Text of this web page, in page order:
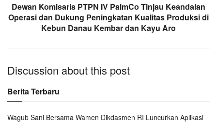
Dewan Komisaris PTPN IV PalmCo Tinjau Keandalan
Operasi dan Dukung Peningkatan Kualitas Produksi di
Kebun Danau Kembar dan Kayu Aro
Discussion about this post
Berita Terbaru
Wagub Sani Bersama Wamen Dikdasmen RI Luncurkan Aplikasi